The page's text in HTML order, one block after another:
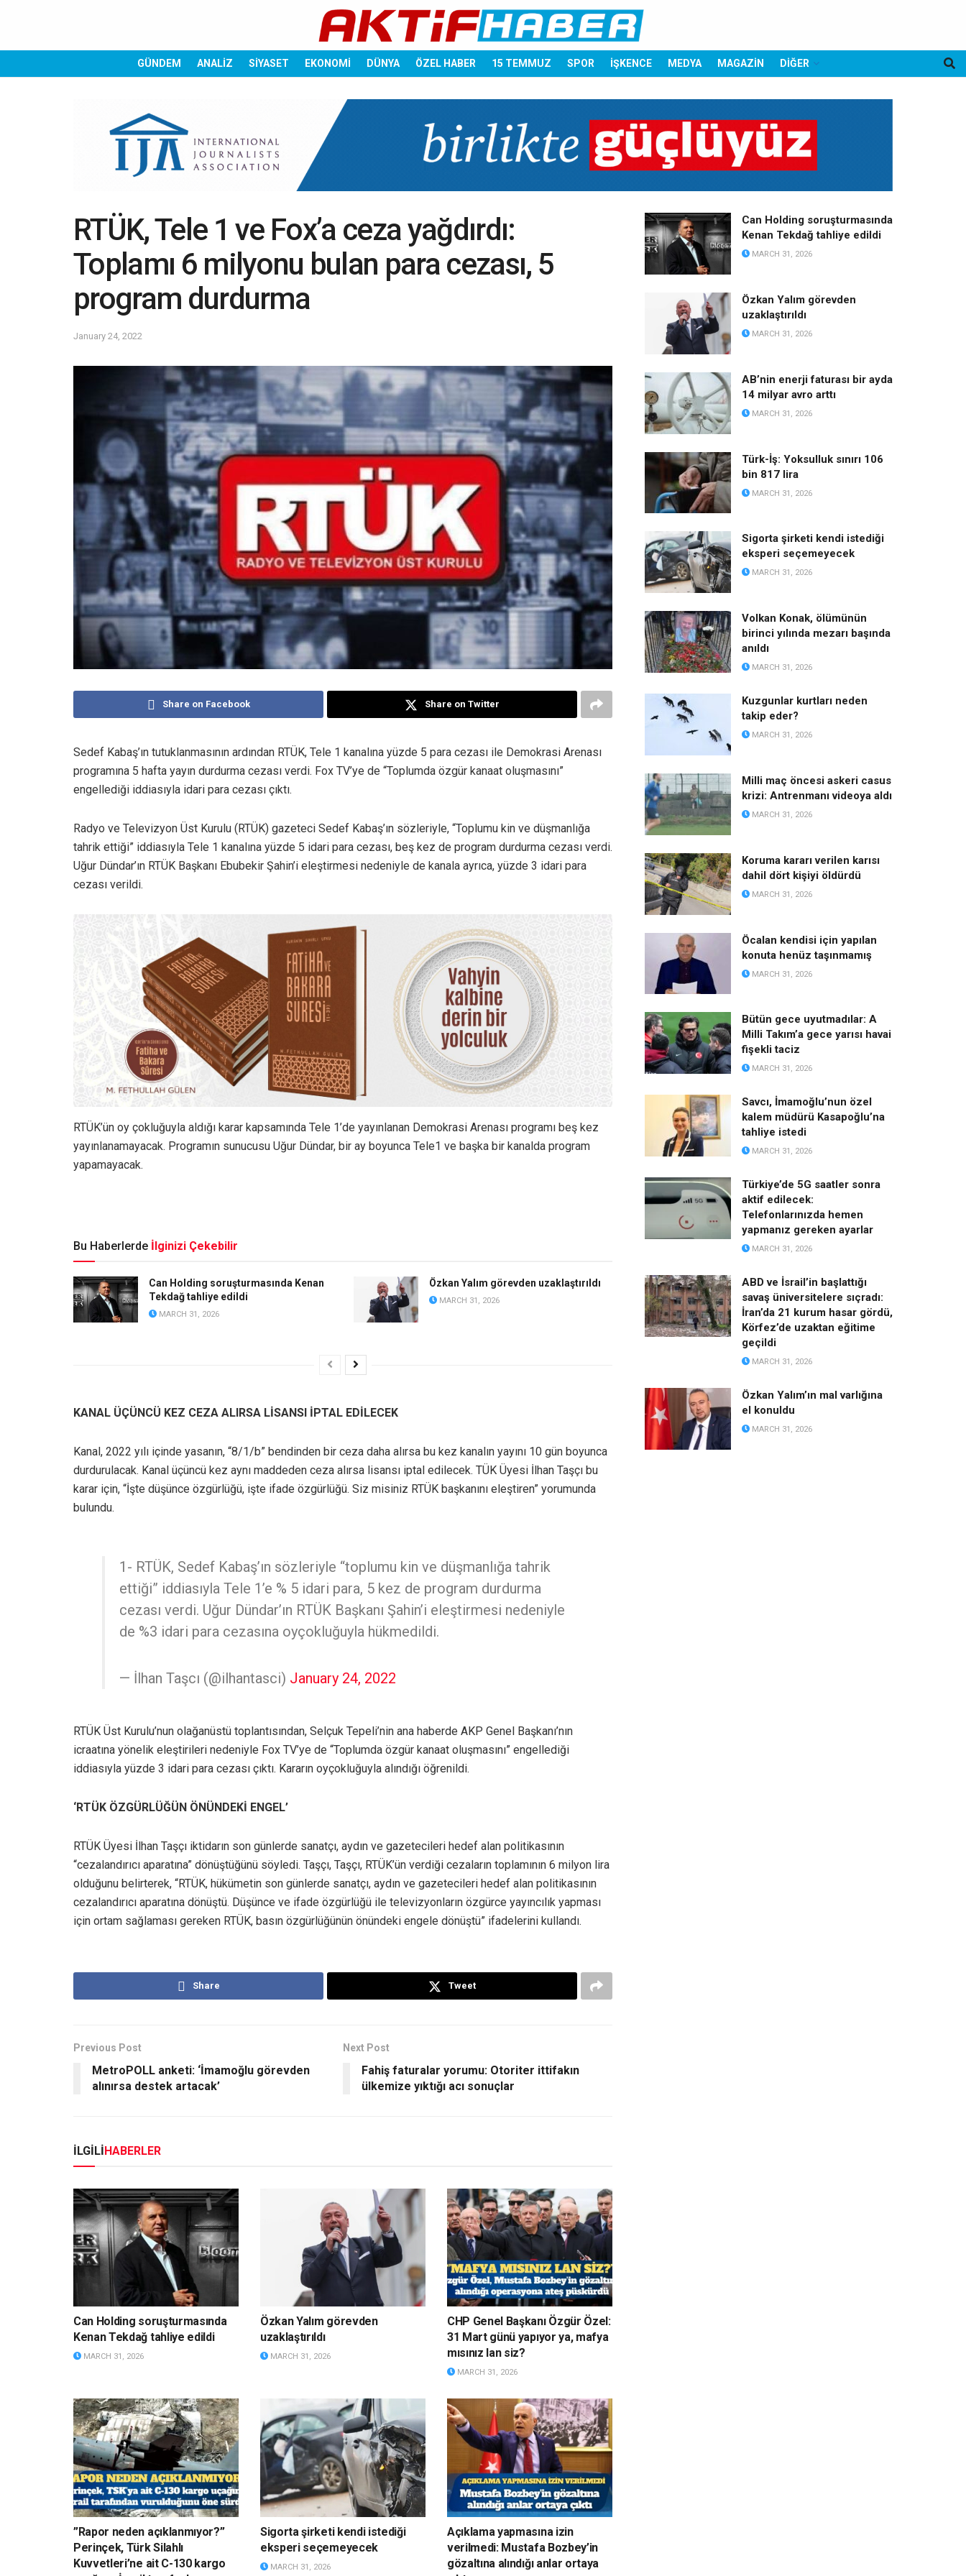
GÜNDEM ANALİZ SİYASET EKONOMİ DÜNYA ÖZEL HABER 15 TEMMUZ SPOR İŞKENCE MEDYA MAGAZİN DİĞER
RTÜK, Tele 1 ve Fox’a ceza yağdırdı:
Toplamı 6 milyonu bulan para cezası, 5
program durdurma
January 24, 2022
Share on Facebook Share on Twitter
Sedef Kabaş’ın tutuklanmasının ardından RTÜK, Tele 1 kanalına yüzde 5 para cezası ile Demokrasi Arenası
programına 5 hafta yayın durdurma cezası verdi. Fox TV’ye de “Toplumda özgür kanaat oluşmasını”
engellediği iddiasıyla idari para cezası çıktı.
Radyo ve Televizyon Üst Kurulu (RTÜK) gazeteci Sedef Kabaş’ın sözleriyle, “Toplumu kin ve düşmanlığa
tahrik ettiği” iddiasıyla Tele 1 kanalına yüzde 5 idari para cezası, beş kez de program durdurma cezası verdi.
Uğur Dündar’ın RTÜK Başkanı Ebubekir Şahin’i eleştirmesi nedeniyle de kanala ayrıca, yüzde 3 idari para
cezası verildi.
RTÜK’ün oy çokluğuyla aldığı karar kapsamında Tele 1’de yayınlanan Demokrasi Arenası programı beş kez
yayınlanamayacak. Programın sunucusu Uğur Dündar, bir ay boyunca Tele1 ve başka bir kanalda program
yapamayacak.
Bu Haberlerde İlginizi Çekebilir
Can Holding soruşturmasında Kenan
Tekdağ tahliye edildi
MARCH 31, 2026
Özkan Yalım görevden uzaklaştırıldı
MARCH 31, 2026
KANAL ÜÇÜNCÜ KEZ CEZA ALIRSA LİSANSI İPTAL EDİLECEK
Kanal, 2022 yılı içinde yasanın, “8/1/b” bendinden bir ceza daha alırsa bu kez kanalın yayını 10 gün boyunca
durdurulacak. Kanal üçüncü kez aynı maddeden ceza alırsa lisansı iptal edilecek. TÜK Üyesi İlhan Taşçı bu
karar için, “İşte düşünce özgürlüğü, işte ifade özgürlüğü. Siz misiniz RTÜK başkanını eleştiren” yorumunda
bulundu.
1- RTÜK, Sedef Kabaş’ın sözleriyle “toplumu kin ve düşmanlığa tahrik
ettiği” iddiasıyla Tele 1’e % 5 idari para, 5 kez de program durdurma
cezası verdi. Uğur Dündar’ın RTÜK Başkanı Şahin’i eleştirmesi nedeniyle
de %3 idari para cezasına oyçokluğuyla hükmedildi.
— İlhan Taşcı (@ilhantasci) January 24, 2022
RTÜK Üst Kurulu’nun olağanüstü toplantısından, Selçuk Tepeli’nin ana haberde AKP Genel Başkanı’nın
icraatına yönelik eleştirileri nedeniyle Fox TV’ye de “Toplumda özgür kanaat oluşmasını” engellediği
iddiasıyla yüzde 3 idari para cezası çıktı. Kararın oyçokluğuyla alındığı öğrenildi.
‘RTÜK ÖZGÜRLÜĞÜN ÖNÜNDEKİ ENGEL’
RTÜK Üyesi İlhan Taşçı iktidarın son günlerde sanatçı, aydın ve gazetecileri hedef alan politikasının
“cezalandırıcı aparatına” dönüştüğünü söyledi. Taşçı, Taşçı, RTÜK’ün verdiği cezaların toplamının 6 milyon lira
olduğunu belirterek, “RTÜK, hükümetin son günlerde sanatçı, aydın ve gazetecileri hedef alan politikasının
cezalandırıcı aparatına dönüştü. Düşünce ve ifade özgürlüğü ile televizyonların özgürce yayıncılık yapması
için ortam sağlaması gereken RTÜK, basın özgürlüğünün önündeki engele dönüştü” ifadelerini kullandı.
Share Tweet
Previous Post
MetroPOLL anketi: ‘İmamoğlu görevden
alınırsa destek artacak’
Next Post
Fahiş faturalar yorumu: Otoriter ittifakın
ülkemize yıktığı acı sonuçlar
İLGİLİHABERLER
Can Holding soruşturmasında
Kenan Tekdağ tahliye edildi
MARCH 31, 2026
Özkan Yalım görevden
uzaklaştırıldı
MARCH 31, 2026
CHP Genel Başkanı Özgür Özel:
31 Mart günü yapıyor ya, mafya
mısınız lan siz?
MARCH 31, 2026
”Rapor neden açıklanmıyor?”
Perinçek, Türk Silahlı
Kuvvetleri’ne ait C-130 kargo
Sigorta şirketi kendi istediği
eksperi seçemeyecek
MARCH 31, 2026
Açıklama yapmasına izin
verilmedi: Mustafa Bozbey’in
gözaltına alındığı anlar ortaya
Can Holding soruşturmasında
Kenan Tekdağ tahliye edildi
MARCH 31, 2026
Özkan Yalım görevden
uzaklaştırıldı
MARCH 31, 2026
AB’nin enerji faturası bir ayda
14 milyar avro arttı
MARCH 31, 2026
Türk-İş: Yoksulluk sınırı 106
bin 817 lira
MARCH 31, 2026
Sigorta şirketi kendi istediği
eksperi seçemeyecek
MARCH 31, 2026
Volkan Konak, ölümünün
birinci yılında mezarı başında
anıldı
MARCH 31, 2026
Kuzgunlar kurtları neden
takip eder?
MARCH 31, 2026
Milli maç öncesi askeri casus
krizi: Antrenmanı videoya aldı
MARCH 31, 2026
Koruma kararı verilen karısı
dahil dört kişiyi öldürdü
MARCH 31, 2026
Öcalan kendisi için yapılan
konuta henüz taşınmamış
MARCH 31, 2026
Bütün gece uyutmadılar: A
Milli Takım’a gece yarısı havai
fişekli taciz
MARCH 31, 2026
Savcı, İmamoğlu’nun özel
kalem müdürü Kasapoğlu’na
tahliye istedi
MARCH 31, 2026
Türkiye’de 5G saatler sonra
aktif edilecek:
Telefonlarınızda hemen
yapmanız gereken ayarlar
MARCH 31, 2026
ABD ve İsrail’in başlattığı
savaş üniversitelere sıçradı:
İran’da 21 kurum hasar gördü,
Körfez’de uzaktan eğitime
geçildi
MARCH 31, 2026
Özkan Yalım’ın mal varlığına
el konuldu
MARCH 31, 2026